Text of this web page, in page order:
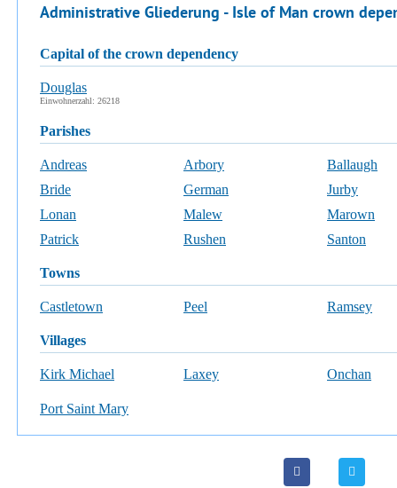
Administrative Gliederung - Isle of Man crown
capital of the crown dependency
Douglas
Einwohnerzahl: 26218
parishes
Andreas Arbory
Ballaugh
Bride
German
Jurby
Lonan
Malew
Marown
Patrick
Rushen Santon
towns
Castletown Peel Ramsey
villages
Kirk Michael Laxey Onchan
Port Saint Mary